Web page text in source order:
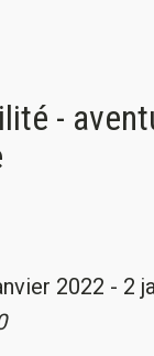
-
2022 - 2